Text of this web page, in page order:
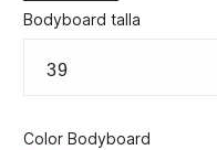
Bodyboard talla
Color Bodyboard